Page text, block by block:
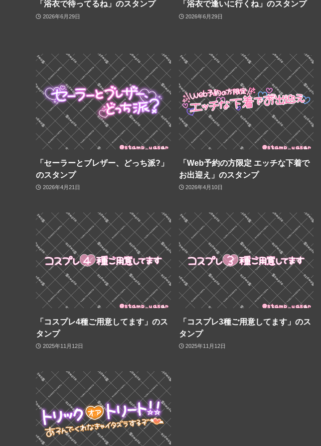
「浴衣で待ってるね」のスタンプ
2026年6月29日
「浴衣で逢いに行くね」のスタンプ
2026年6月29日
「セーラーとブレザー、どっち派?」
のスタンプ
2026年4月21日
「Web予約の方限定 エッチな下着で
お出迎え」のスタンプ
2026年4月10日
「コスプレ4種ご用意してます」のス
タンプ
2025年11月12日
「コスプレ3種ご用意してます」のス
タンプ
2025年11月12日